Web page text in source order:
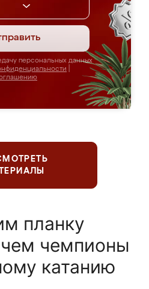
персональных данных
планку
чем чемпионы
катанию